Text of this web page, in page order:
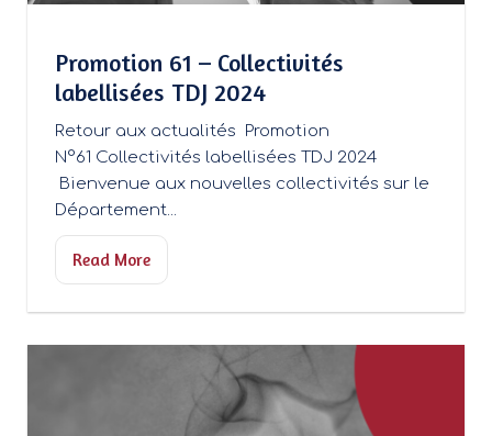
Promotion 61 – Collectivités
labellisées TDJ 2024
Retour aux actualités Promotion
N°61 Collectivités labellisées TDJ 2024
Bienvenue aux nouvelles collectivités sur le
Département...
Read More